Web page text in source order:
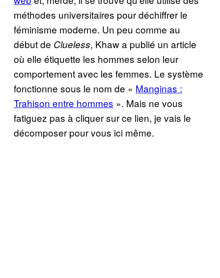
méthodes universitaires pour déchiffrer le
féminisme moderne. Un peu comme au
début de Clueless, Khaw a publié un article
où elle étiquette les hommes selon leur
comportement avec les femmes. Le système
fonctionne sous le nom de « Manginas :
Trahison entre hommes ». Mais ne vous
fatiguez pas à cliquer sur ce lien, je vais le
décomposer pour vous ici même.